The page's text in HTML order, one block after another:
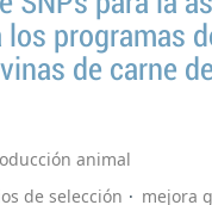
programas
de carne
animal
de selección mejora